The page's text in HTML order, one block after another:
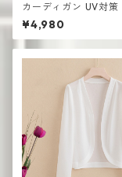
カーディガン UV対策
ックスタイル 刺繍入
策 ロング丈 ビーチア
¥4,980